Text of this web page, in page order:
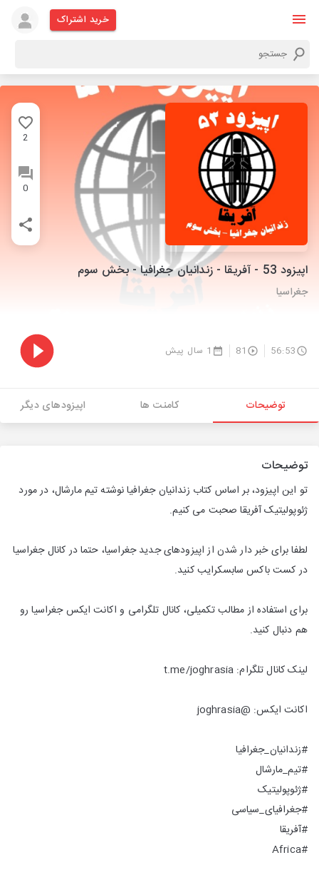
خرید اشتراک
2
0
اپیزود 53 - آفریقا - زندانیان جغرافیا - بخش سوم
جغراسیا
56:53
81 1 سال پیش
توضیحات کامنت ها اپیزودهای دیگر
توضیحات
تو این اپیزود، بر اساس کتاب زندانیان جغرافیا نوشته تیم مارشال، در مورد
ژئوپولیتیک آفریقا صحبت می کنیم.
لطفا برای خبر دار شدن از اپیزودهای جدید جغراسیا، حتما در کانال جغراسیا
در کست باکس سابسکرایب کنید.
برای استفاده از مطالب تکمیلی، کانال تلگرامی و اکانت ایکس جغراسیا رو
هم دنبال کنید.
لینک کانال تلگرام: t.me/joghrasia
اکانت ایکس: @joghrasia
#زندانیان_جغرافیا
#تیم_مارشال
#ژئوپولیتیک
#جغرافیای_سیاسی
#آفریقا
#Africa